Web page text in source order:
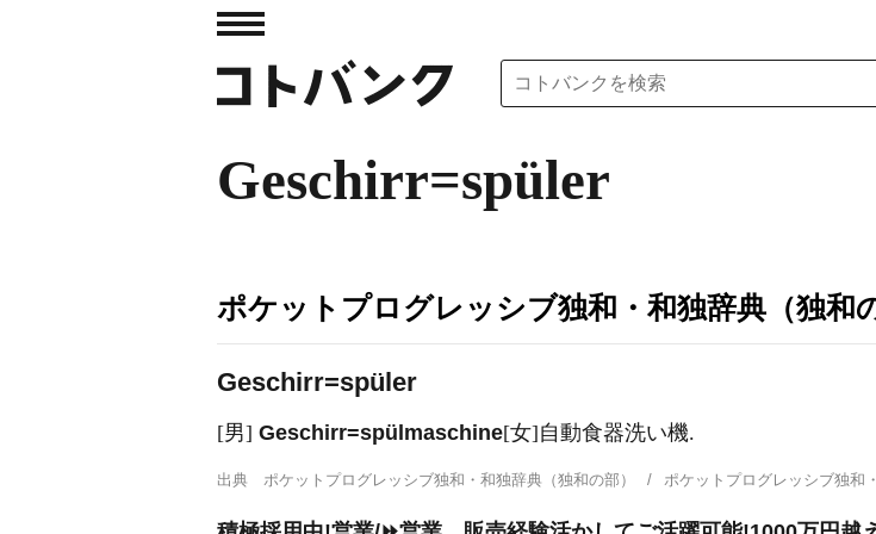
Geschirr=spüler
ポケットプログレッシブ独和・和独辞典（独和
Geschirr=spüler
[男] Geschirr=spülmaschine[女]自動食器洗い機.
出典 ポケットプログレッシブ独和・和独辞典（独和の部） ポケットプログレッシブ独